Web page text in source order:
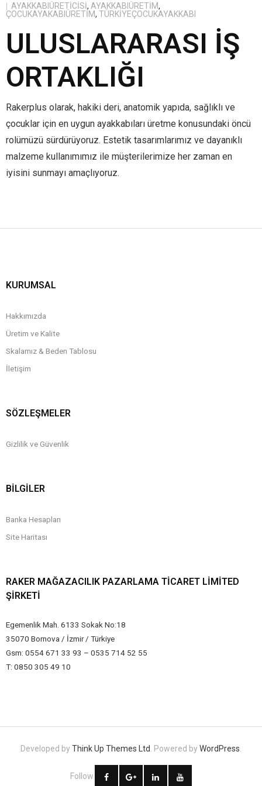
- İlk Adım & Bebek Ayakkabı
- Babetler
AYAKKABIÜRETICISI, AYAKKABIÜRETIM,
ÇOCUKAYAKABIÜRETIM, TÜRKIYEÇOCUKAYAKKABI
ULUSLARARASI İŞ
ORTAKLIĞI
Rakerplus olarak, hakiki deri, anatomik yapıda, sağlıklı ve
çocuklar için en uygun ayakkabıları üretme konusundaki öncü
rolümüzü sürdürüyoruz. Estetik tasarımlarımız ve dayanıklı
malzeme kullanımımız ile müşterilerimize her zaman en
iyisini sunmayı amaçlıyoruz.
KURUMSAL
Hakkımızda
Üretim ve Kalite
Skalamız & Beden Tablosu
İletişim
SÖZLEŞMELER
Gizlilik ve Güvenlik
BİLGİLER
Banka Hesapları
Site Haritası
RAKER MAĞAZACILIK PAZARLAMA TICARET LIMITED
ŞIRKETI
Egemenlik Mah. 6133 Sokak No:18
35070 Bornova / İzmir / Türkiye
Gsm: 0554 671 33 93 – 0535 714 52 55
T: 0850 305 49 10
Developed byThink Up Themes Ltd . Powered byWordPress
Follow